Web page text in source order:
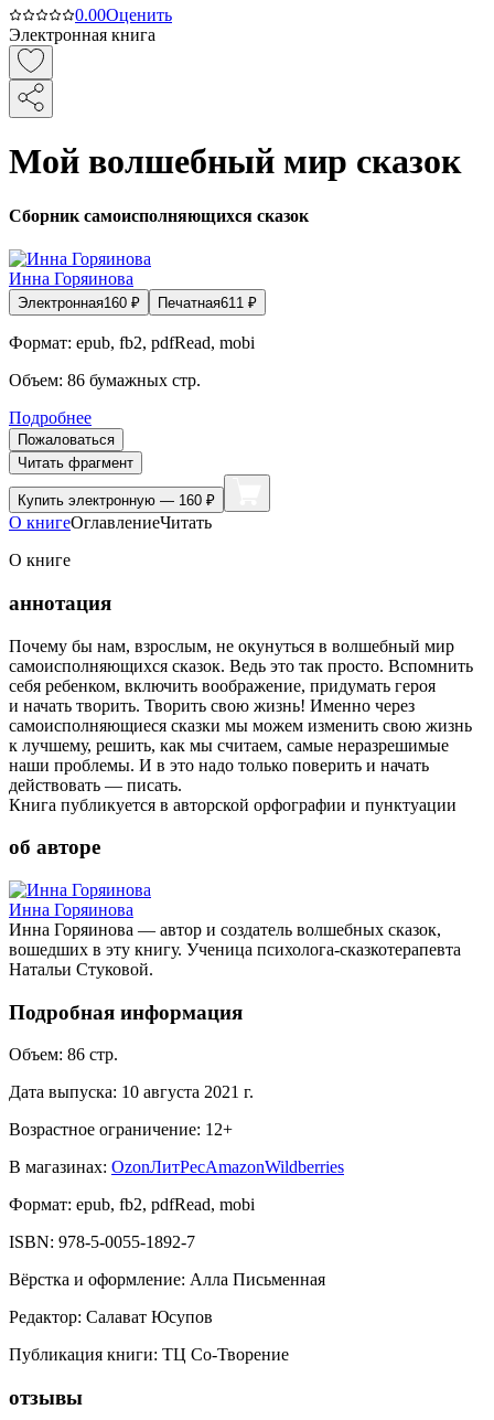
0.00Оценить
Электронная книга
Мой волшебный мир сказок
Сборник самоисполняющихся сказок
Инна Горяинова
Электронная160 ₽ Печатная611 ₽
Формат: epub, fb2, pdfRead, mobi
Объем: 86 бумажных стр.
Подробнее
Пожаловаться
Читать фрагмент
Купить электронную — 160 ₽
О книгеОглавлениеЧитать
О книге
аннотация
Почему бы нам, взрослым, не окунуться в волшебный мир
самоисполняющихся сказок. Ведь это так просто. Вспомнить
себя ребенком, включить воображение, придумать героя
и начать творить. Творить свою жизнь! Именно через
самоисполняющиеся сказки мы можем изменить свою жизнь
к лучшему, решить, как мы считаем, самые неразрешимые
наши проблемы. И в это надо только поверить и начать
действовать — писать.
Книга публикуется в авторской орфографии и пунктуации
об авторе
Инна Горяинова
Инна Горяинова — автор и создатель волшебных сказок,
вошедших в эту книгу. Ученица психолога-сказкотерапевта
Натальи Стуковой.
Подробная информация
Объем: 86 стр.
Дата выпуска: 10 августа 2021 г.
Возрастное ограничение: 12+
В магазинах: OzonЛитРесAmazonWildberries
Формат: epub, fb2, pdfRead, mobi
ISBN: 978-5-0055-1892-7
Вёрстка и оформление: Алла Письменная
Редактор: Салават Юсупов
Публикация книги: ТЦ Со-Творение
отзывы